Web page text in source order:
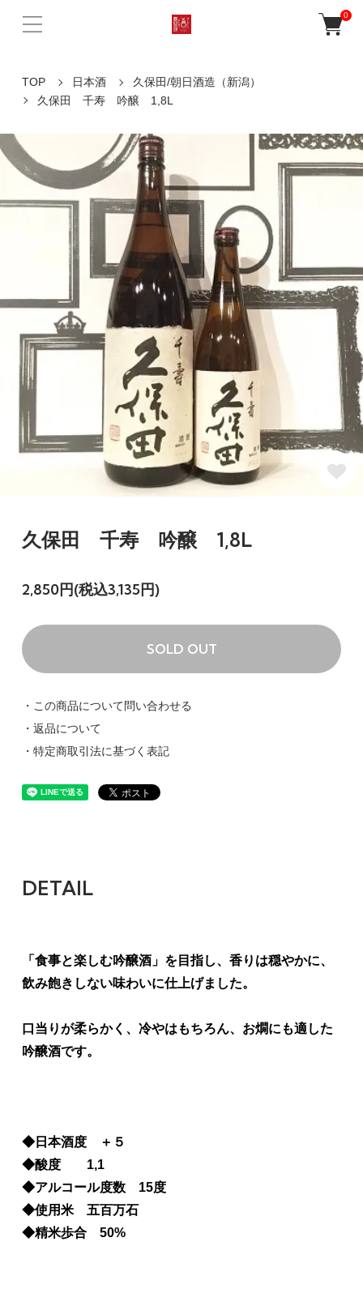
0
TOP 日本酒
久保田/朝日酒造（新潟）
久保田 千寿 吟醸 1,8L
久保田 千寿 吟醸 1,8L
2,850円(税込3,135円)
SOLD OUT
・この商品について問い合わせる
・返品について
・特定商取引法に基づく表記
DETAIL
「食事と楽しむ吟醸酒」を目指し、香りは穏やかに、
飲み飽きしない味わいに仕上げました。
口当りが柔らかく、冷やはもちろん、お燗にも適した
吟醸酒です。
◆日本酒度 ＋５
◆酸度 1,1
◆アルコール度数 15度
◆使用米 五百万石
◆精米歩合 50%